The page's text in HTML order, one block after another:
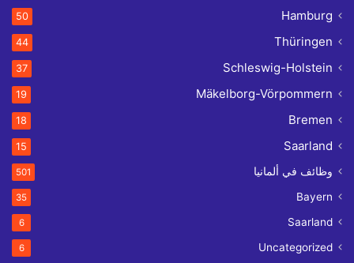
Hamburg
50
Thüringen
44
Schleswig-Holstein
37
Mäkelborg-Vörpommern
19
Bremen
18
Saarland
15
وظائف في ألمانيا 501
Bayern
35
Saarland
6
Uncategorized
6